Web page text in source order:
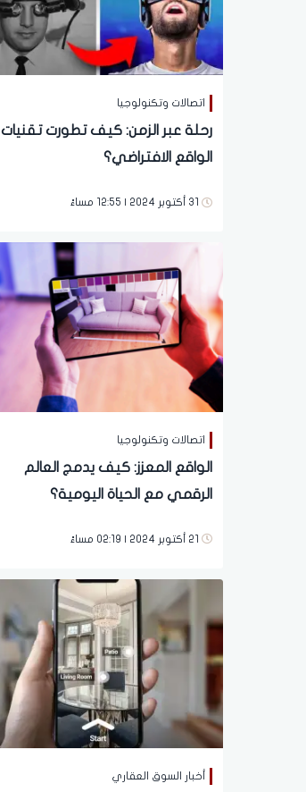
اتصالات وتكنولوجيا
رحلة عبر الزمن: كيف تطورت تقنيات
الواقع الافتراضي؟
31 أكتوبر 2024 | 12:55 مساءً
اتصالات وتكنولوجيا
الواقع المعزز: كيف يدمج العالم
الرقمي مع الحياة اليومية؟
21 أكتوبر 2024 | 02:19 مساءً
أخبار السوق العقاري